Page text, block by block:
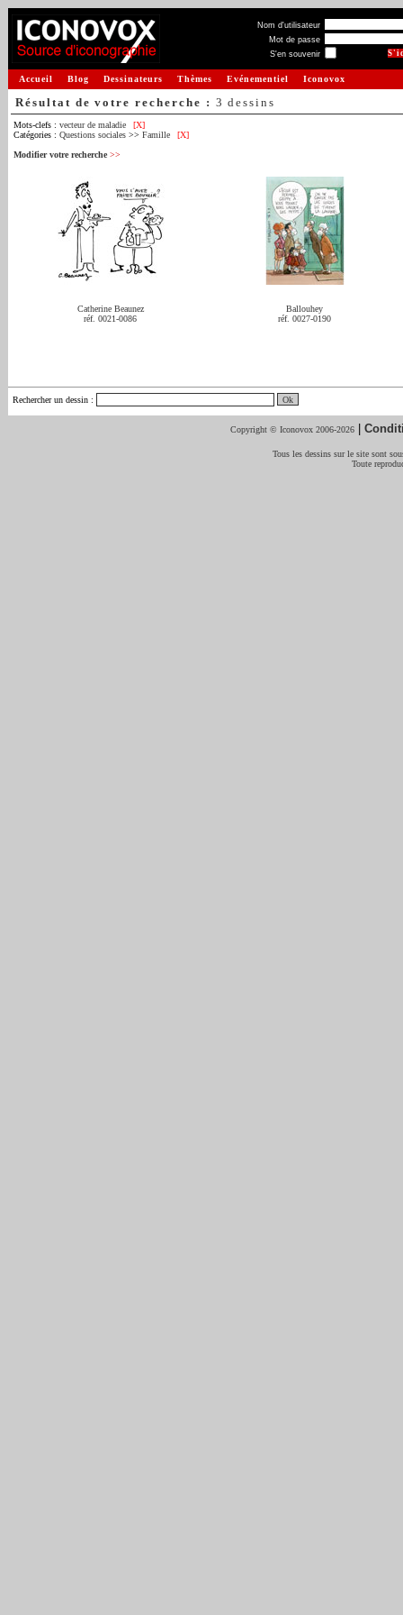
Nom d'utilisateur
Mot de passe
S'en souvenir
Accueil Blog Dessinateurs Thèmes Evénementiel Iconovox
Résultat de votre recherche : 3 dessins
Mots-clefs : vecteur de maladie
[X]
Catégories : Questions sociales >> Famille
[X]
Modifier votre recherche >>
Catherine Beaunez
réf. 0021-0086
Ballouhey
réf. 0027-0190
Rechercher un dessin :
Copyright © Iconovox 2006-2026 |
Tous les dessins sur le site sont
Toute